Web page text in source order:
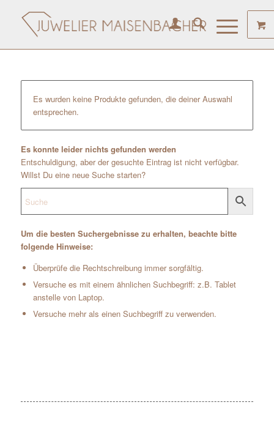
Es wurden keine Produkte gefunden, die deiner Auswahl
entsprechen.
Es konnte leider nichts gefunden werden
Entschuldigung, aber der gesuchte Eintrag ist nicht verfügbar.
Willst Du eine neue Suche starten?
Um die besten Suchergebnisse zu erhalten, beachte bitte
folgende Hinweise:
Überprüfe die Rechtschreibung immer sorgfältig.
Versuche es mit einem ähnlichen Suchbegriff: z.B. Tablet
anstelle von Laptop.
Versuche mehr als einen Suchbegriff zu verwenden.